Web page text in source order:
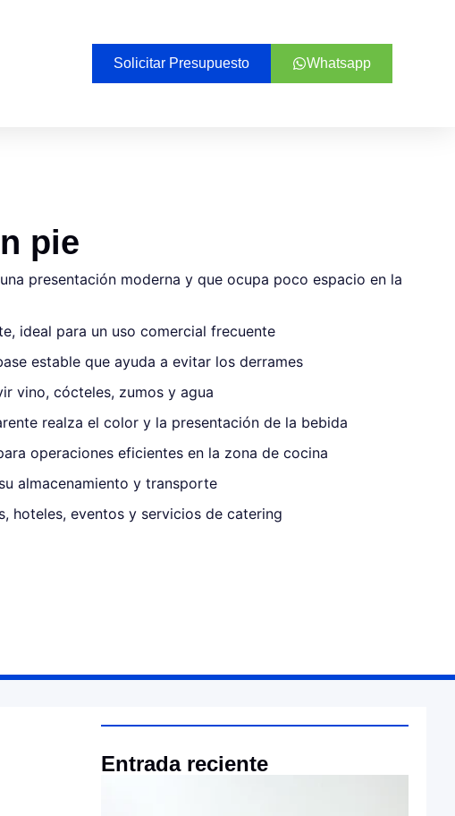
Solicitar Presupuesto Whatsapp
pie
presentación moderna y que ocupa poco espacio en la
ideal para un uso comercial frecuente
estable que ayuda a evitar los derrames
vino, cócteles, zumos y agua
realza el color y la presentación de la bebida
operaciones eficientes en la zona de cocina
almacenamiento y transporte
hoteles, eventos y servicios de catering
Entrada reciente